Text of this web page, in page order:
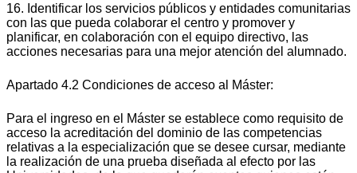
16. Identificar los servicios públicos y entidades comunitarias
con las que pueda colaborar el centro y promover y
planificar, en colaboración con el equipo directivo, las
acciones necesarias para una mejor atención del alumnado.
Apartado 4.2 Condiciones de acceso al Máster:
Para el ingreso en el Máster se establece como requisito de
acceso la acreditación del dominio de las competencias
relativas a la especialización que se desee cursar, mediante
la realización de una prueba diseñada al efecto por las